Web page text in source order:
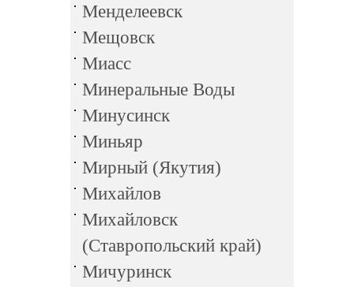
Менделеевск
Мещовск
Миасс
Минеральные Воды
Минусинск
Миньяр
Мирный (Якутия)
Михайлов
Михайловск
(Ставропольский край)
Мичуринск